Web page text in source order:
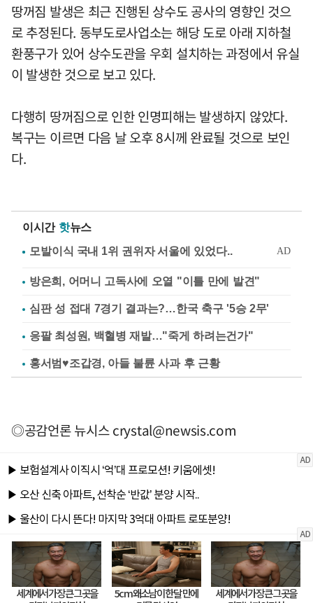
땅꺼짐 발생은 최근 진행된 상수도 공사의 영향인 것으
로 추정된다. 동부도로사업소는 해당 도로 아래 지하철
환풍구가 있어 상수도관을 우회 설치하는 과정에서 유실
이 발생한 것으로 보고 있다.
다행히 땅꺼짐으로 인한 인명피해는 발생하지 않았다.
복구는 이르면 다음 날 오후 8시께 완료될 것으로 보인
다.
이시간 핫뉴스
방은희, 어머니 고독사에 오열 "이틀 만에 발견"
심판 성 접대 7경기 결과는?…한국 축구 '5승 2무'
응팔 최성원, 백혈병 재발…"죽게 하려는건가"
홍서범♥조갑경, 아들 불륜 사과 후 근황
◎공감언론 뉴시스crystal@newsis.com